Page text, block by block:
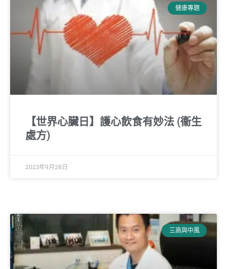
健康專題
【世界心臟日】護心飲食有妙法 (衞生
處方)
2023年9月28日
三高與中風